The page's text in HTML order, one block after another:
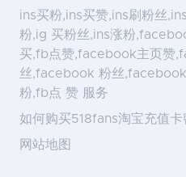
ins买粉,ins买赞,ins刷粉丝
粉,ig 买粉丝,ins涨粉
买,fb点赞,facebook主页赞
丝,facebook 粉丝
粉,fb点 赞 服务
如何购买518fans淘宝充值卡
网站地图